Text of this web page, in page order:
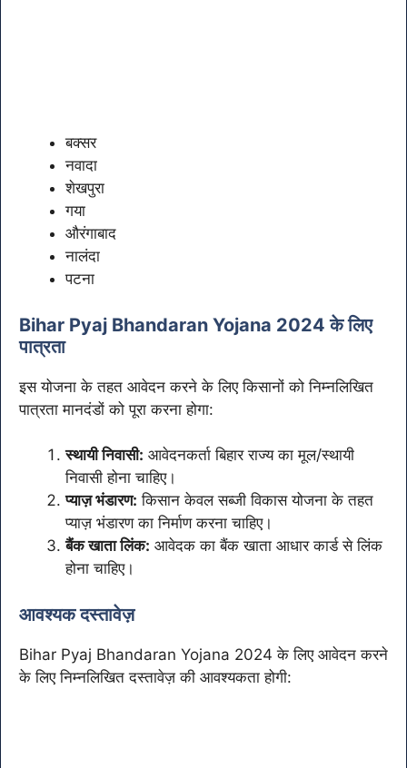
बक्सर
नवादा
शेखपुरा
गया
औरंगाबाद
नालंदा
पटना
Bihar Pyaj Bhandaran Yojana 2024 के लिए
पात्रता
इस योजना के तहत आवेदन करने के लिए किसानों को निम्नलिखित
पात्रता मानदंडों को पूरा करना होगा:
स्थायी निवासी: आवेदनकर्ता बिहार राज्य का मूल/स्थायी
निवासी होना चाहिए।
प्याज़ भंडारण: किसान केवल सब्जी विकास योजना के तहत
प्याज़ भंडारण का निर्माण करना चाहिए।
बैंक खाता लिंक: आवेदक का बैंक खाता आधार कार्ड से लिंक
होना चाहिए।
आवश्यक दस्तावेज़
Bihar Pyaj Bhandaran Yojana 2024 के लिए आवेदन करने
के लिए निम्नलिखित दस्तावेज़ की आवश्यकता होगी: